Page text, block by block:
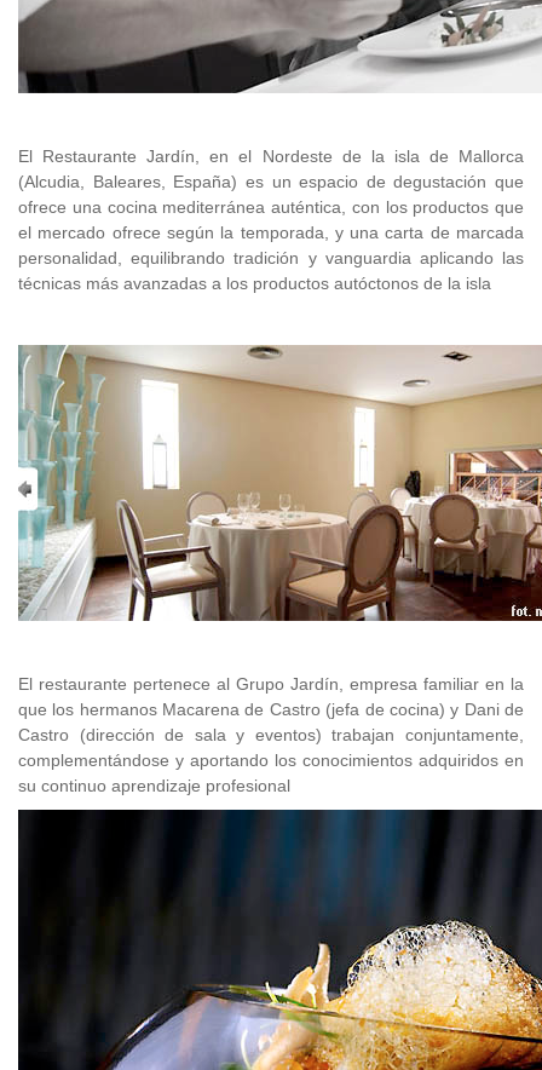
El Restaurante Jardín, en el Nordeste de la isla de Mallorca
(Alcudia, Baleares, España) es un espacio de degustación que
ofrece una cocina mediterránea auténtica, con los productos que
el mercado ofrece según la temporada, y una carta de marcada
personalidad, equilibrando tradición y vanguardia aplicando las
técnicas más avanzadas a los productos autóctonos de la isla
El restaurante pertenece al Grupo Jardín, empresa familiar en la
que los hermanos Macarena de Castro (jefa de cocina) y Dani de
Castro (dirección de sala y eventos) trabajan conjuntamente,
complementándose y aportando los conocimientos adquiridos en
su continuo aprendizaje profesional